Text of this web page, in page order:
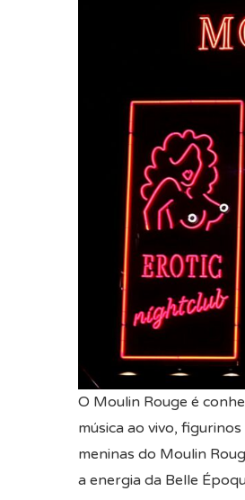
O Moulin Rouge é
música ao vivo,
meninas do Moulin
a energia da Belle